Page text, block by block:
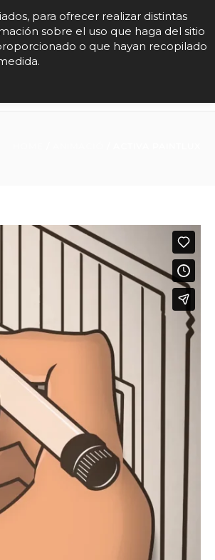
para ofrecer realizar distintas
sobre el uso que haga del sitio
o que hayan recopilado